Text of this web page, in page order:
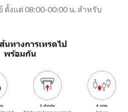
งแต่ 08:00-00:00 น. สำหรับ